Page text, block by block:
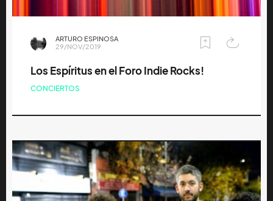
ARTURO ESPINOSA
29/NOV/2019
Los Espíritus en el Foro Indie Rocks!
CONCIERTOS